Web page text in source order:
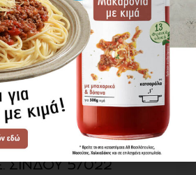
SITE MAP
ΠΡΟΪΟΝΤΑ
ΣΥΝΤΑΓΕΣ
ΜΑΣ
VIDEOS
Α.Ε.
ΟΔΟΣ Α3
ΣΙΝΔΟΥ 57022